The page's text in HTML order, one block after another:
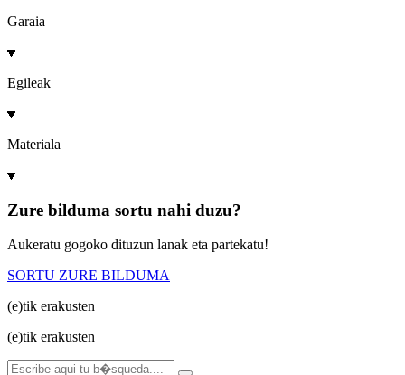
Garaia
Egileak
Materiala
Zure bilduma sortu nahi duzu?
Aukeratu gogoko dituzun lanak eta partekatu!
SORTU ZURE BILDUMA
(e)tik erakusten
(e)tik erakusten